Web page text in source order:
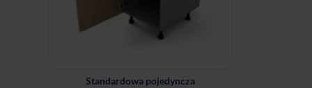
Standardowa pojedyncza